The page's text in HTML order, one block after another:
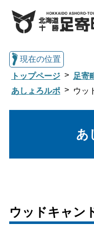
子育て・教育
現在の位置
トップページ
足寄
あしょろルポ
ウッ
あ
ウッドキャン